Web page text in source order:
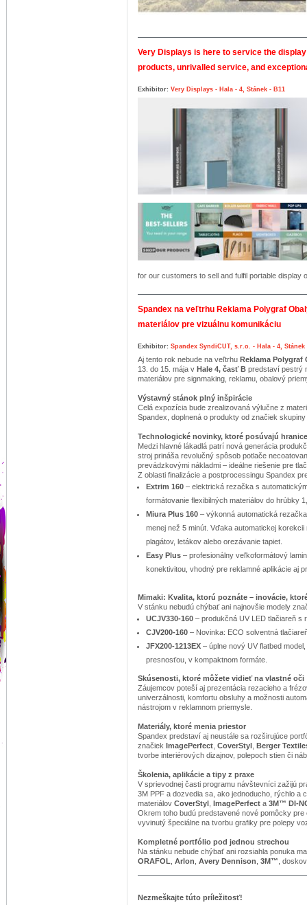
Very Displays is here to service the
products, unrivalled service, and
Exhibitor: Very Displays - Hala - 4, Stánek - B11
for our customers to sell and fulfil portable display
Spandex na veľtrhu Reklama Polygraf
materiálov pre vizuálnu komunikáciu
Exhibitor: Spandex SyndiCUT, s.r.o. - Hala - 4, Stánek
Aj tento rok nebude na veľtrhu Reklama Polygraf
13. do 15. mája v Hale 4, časť B predstaví pestrý
materiálov pre signmaking, reklamu, obalový
Výstavný stánok plný inšpirácie
Celá expozícia bude zrealizovaná výlučne z
Spandex, doplnená o produkty od značiek skupiny
Technologické novinky, ktoré posúvajú hranice
Medzi hlavné lákadlá patrí nová generácia
stroj prináša revolučný spôsob potlače
prevádzkovými nákladmi – ideálne riešenie pre
Z oblasti finalizácie a postprocessingu Spandex
Extrim 160 – elektrická rezačka s
formátovanie flexibilných materiálov do hrúbky
Miura Plus 160 – výkonná automatická
menej než 5 minút. Vďaka automatickej
plagátov, letákov alebo orezávanie tapiet.
Easy Plus – profesionálny veľkoformátový
konektivitou, vhodný pre reklamné aplikácie aj
Mimaki: Kvalita, ktorú poznáte – inovácie,
V stánku nebudú chýbať ani najnovšie modely
UCJV330-160 – produkčná UV LED tlačiareň s
CJV200-160 – Novinka: ECO solventná
JFX200-1213EX – úplne nový UV flatbed
presnosťou, v kompaktnom formáte.
Skúsenosti, ktoré môžete vidieť na vlastné oči
Záujemcov poteší aj prezentácia rezacieho a
univerzálnosti, komfortu obsluhy a možnosti
nástrojom v reklamnom priemysle.
Materiály, ktoré menia priestor
Spandex predstaví aj neustále sa rozširujúce
značiek ImagePerfect CoverStyl Berger
tvorbe interiérových dizajnov, polepoch stien či
Školenia, aplikácie a tipy z praxe
V sprievodnej časti programu návštevníci zažijú
3M PPF a dozvedia sa, ako jednoducho, rýchlo a
materiálov CoverStyl ImagePerfect a 3M™ DI-
Okrem toho budú predstavené nové pomôcky
vyvinutý špeciálne na tvorbu grafiky pre polepy
Kompletné portfólio pod jednou strechou
Na stánku nebude chýbať ani rozsiahla ponuka
ORAFOL Arlon Avery Dennison 3M™ ,
Nezmeškajte túto príležitosť!